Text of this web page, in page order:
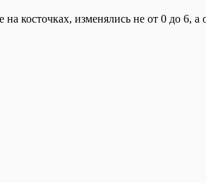
косточках, изменялись не от 0 до 6, а